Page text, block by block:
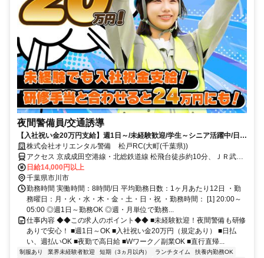
夜間警備員/交通誘導
【入社祝い金20万円支給】週1日～/未経験歓迎/学生～シニア活躍中/日払
い・週払いOK/履歴書不要！
株式会社オリエンタル警備 松戸RC(大町(千葉県))
アクセス 京成成田空港線・北総鉄道線 松飛台徒歩約10分、ＪＲ武蔵
野線 東松戸東口徒歩約26分、ＪＲ武蔵野線 市川大野徒歩約28分 (面
接地/松戸リクルートセンター)千葉県松戸市本町２５－５ 松戸本町ビ
ル６Ｆ
日給14,000円以上
千葉県市川市
勤務時間 実働時間：8時間/日 平均勤務日数：1ヶ月あたり12日 ・勤
務曜日：月・火・水・木・金・土・日・祝 ・勤務時間： [1] 20:00～
05:00 ◎週1日～勤務OK ◎週・月単位で勤務...
仕事内容 ◆◆この求人のポイント◆◆ ■未経験歓迎！夜間警備も研修
ありで安心！ ■週1日～OK ■入社祝い金20万円（規定あり） ■日払
い、週払いOK ■夜勤で高日給 ■Wワーク／副業OK ■直行直帰...
制服あり 業界未経験者歓迎 短期（3ヵ月以内） ランチタイム
扶養内勤務OK